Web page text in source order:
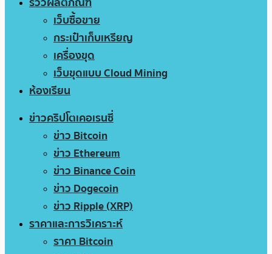
เว็บซื้อขาย
กระเป๋าเก็บเหรียญ
เครื่องขุด
เว็บขุดแบบ Cloud Mining
ห้องเรียน
ข่าวคริปโตเคอเรนซี่
ข่าว Bitcoin
ข่าว Ethereum
ข่าว Binance Coin
ข่าว Dogecoin
ข่าว Ripple (XRP)
ราคาและการวิเคราะห์
ราคา Bitcoin